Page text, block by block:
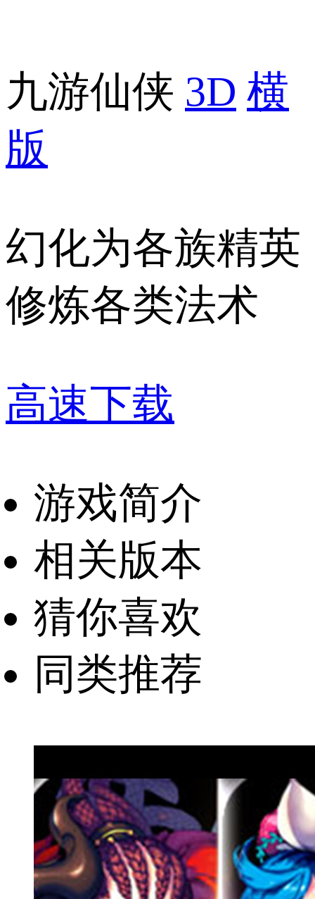
九游仙侠 3D 横
版
幻化为各族精英
修炼各类法术
高速下载
游戏简介
相关版本
猜你喜欢
同类推荐